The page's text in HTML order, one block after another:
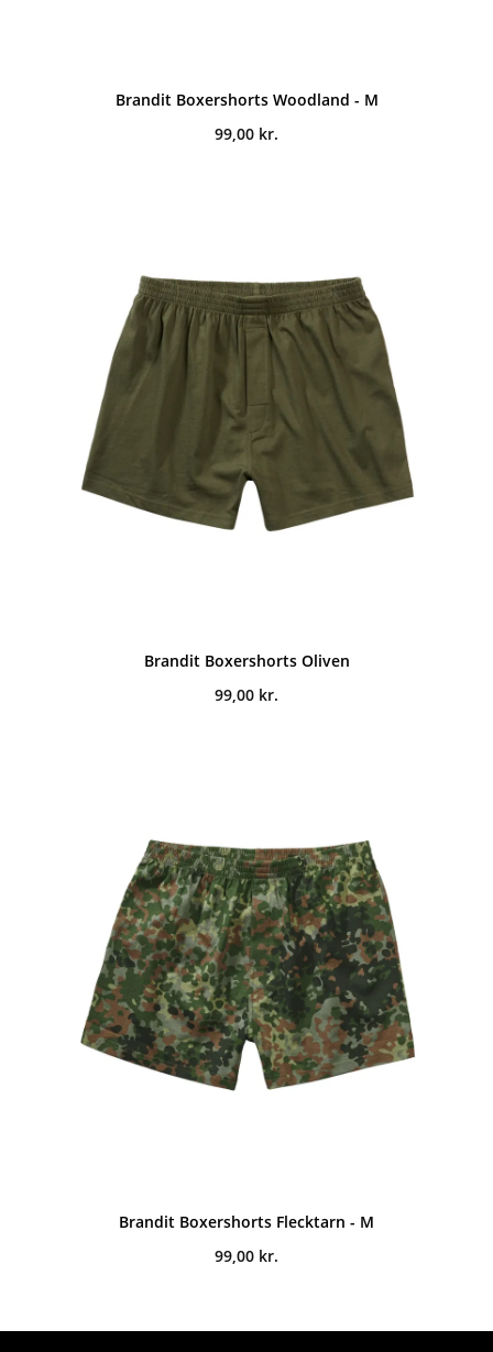
Brandit Boxershorts Woodland - M
99,00 kr.
Brandit Boxershorts Oliven
99,00 kr.
Brandit Boxershorts Flecktarn - M
99,00 kr.